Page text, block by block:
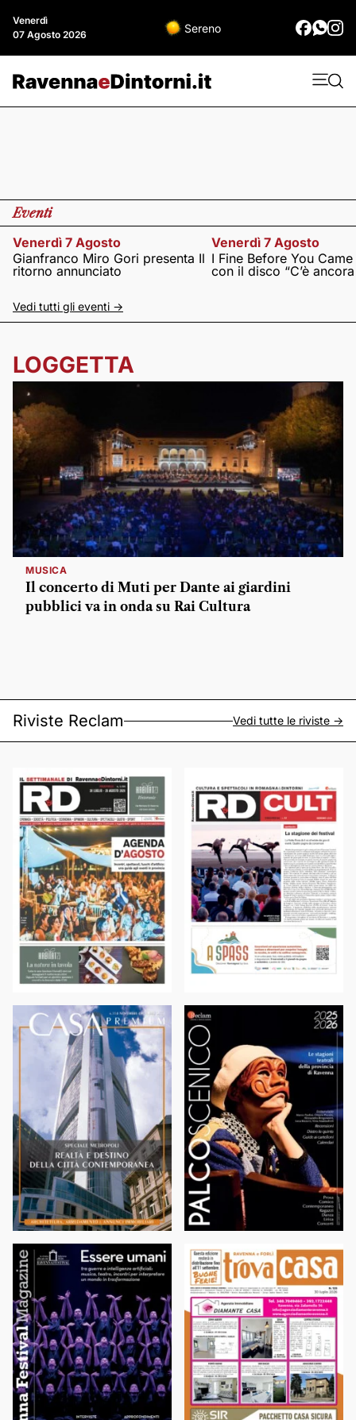
Venerdì
07 Agosto 2026
Sereno
Eventi
Venerdì 7 Agosto
Gianfranco Miro Gori presenta Il
ritorno annunciato
Venerdì 7 Agosto
I Fine Before You
con il disco “C’è
Vedi tutti gli eventi ->
LOGGETTA
MUSICA
Il concerto di Muti per Dante ai giardini
pubblici va in onda su Rai Cultura
Riviste Reclam Vedi tutte le riviste ->